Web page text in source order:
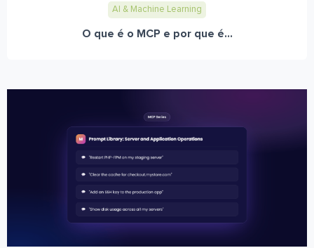
AI & Machine Learning
O que é o MCP e por que é...